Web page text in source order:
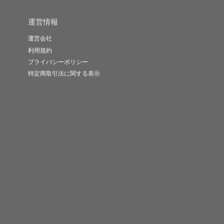
運営情報
運営会社
利用規約
プライバシーポリシー
特定商取引法に関する表示